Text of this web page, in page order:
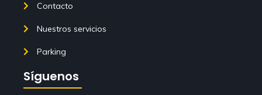
Contacto
Nuestros servicios
Parking
Síguenos